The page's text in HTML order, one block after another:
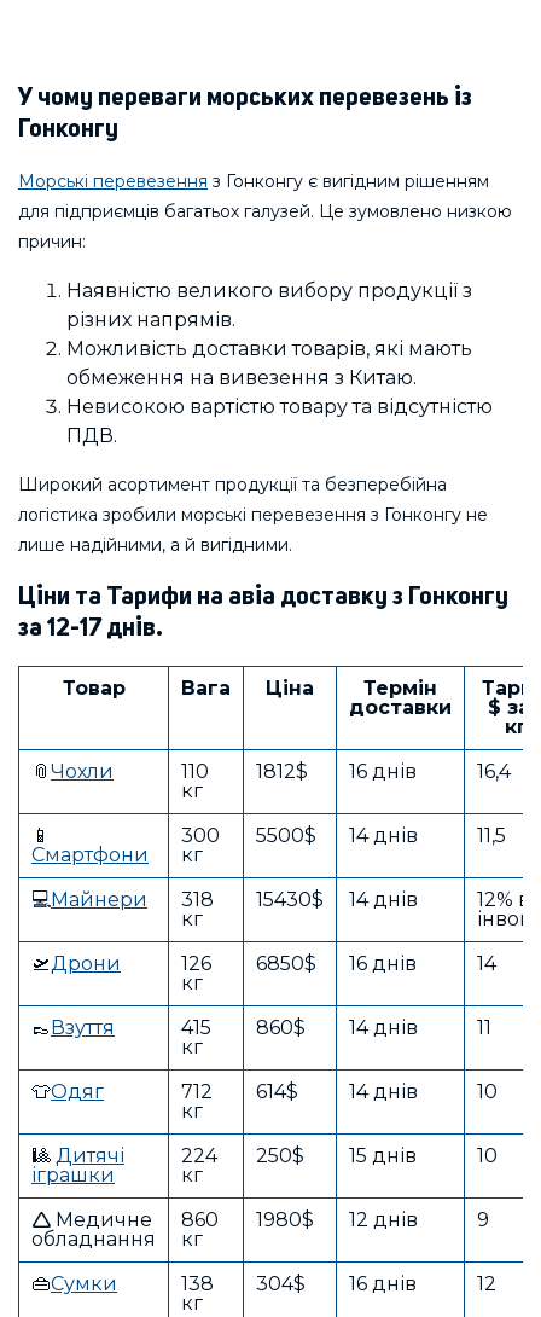
У чому переваги морських перевезень із
Гонконгу
Морські перевезення з Гонконгу є вигідним рішенням
для підприємців багатьох галузей. Це зумовлено низкою
причин:
Наявністю великого вибору продукції з
різних напрямів.
Можливість доставки товарів, які мають
обмеження на вивезення з Китаю.
Невисокою вартістю товару та відсутністю
ПДВ.
Широкий асортимент продукції та безперебійна
логістика зробили морські перевезення з Гонконгу не
лише надійними, а й вигідними.
Ціни та Тарифи на авіа доставку з Гонконгу
за 12-17 днів.
Товар Вага Ціна
Термін
доставки
$ за
кг
📎 Чохли
110
кг
1812$ 16 днів 16,4
📱
Смартфони
300
кг
5500$ 14 днів 11,5
💻Майнери
318
кг
15430$ 14 днів
12%
🛫Дрони
126
кг
6850$ 16 днів 14
👞 Взуття
415
кг
860$ 14 днів 11
👕Одяг
712
кг
614$ 14 днів 10
🎱 Дитячі
іграшки
224
кг
250$ 15 днів 10
🛆 Медичне
обладнання
860
кг
1980$ 12 днів 9
👜Сумки
138
кг
304$ 16 днів 12